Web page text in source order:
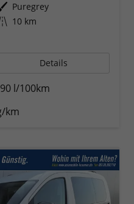
Außenfarbe Puregrey
Kilometerstand 10 km
Details
l/100km
km